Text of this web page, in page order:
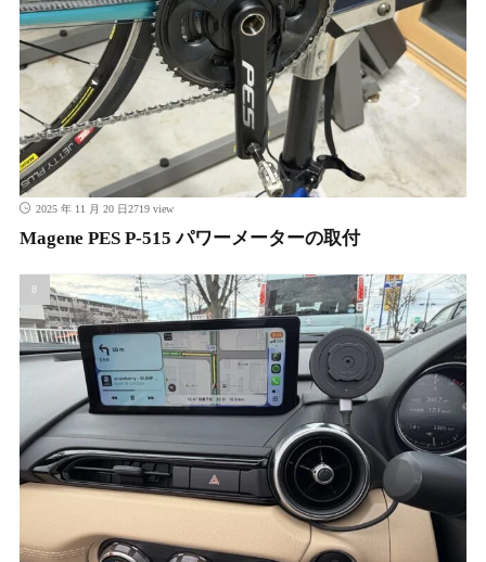
2025 年 11 月 20 日2719 view
Magene PES P-515 パワーメーターの取付